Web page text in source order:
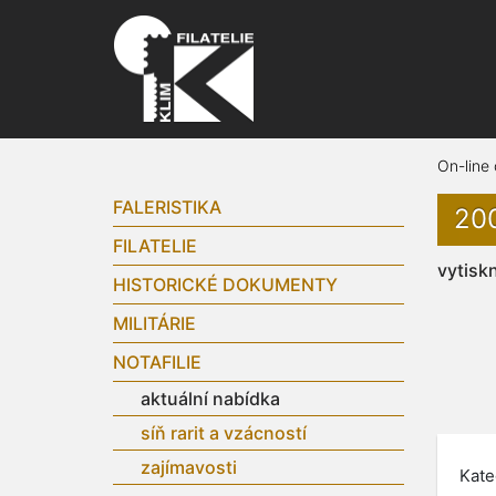
FALERISTIKA
FILATELIE
HISTORICKÉ DOKUMENTY
MILITÁRIE
NOTAFILIE
aktuální nabídka
síň rarit a vzácností
zajímavosti
On-line